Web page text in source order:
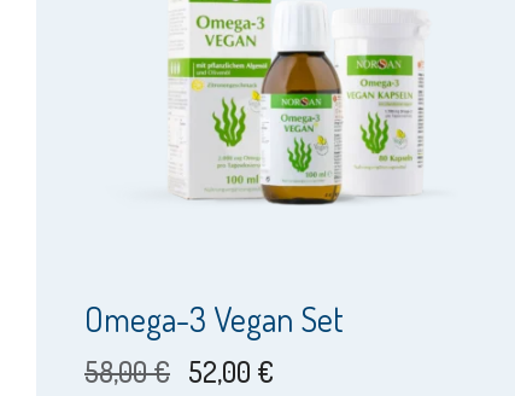
Omega-3 Vegan Set
58,00€ Ursprünglicher
52,00 €